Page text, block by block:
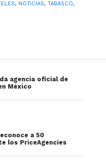
icónica ciudad
la Laguna de las
por su
y es el hogar de
, NOTICIAS, TABASCO,
agencia oficial de
México
a 50
los PriceAgencies